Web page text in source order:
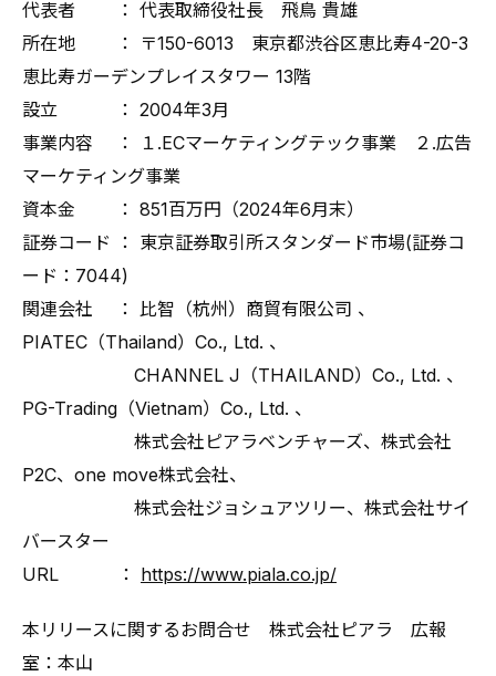
代表者 ： 代表取締役社長 飛鳥 貴雄
所在地 ： 〒150-6013 東京都渋谷区恵比寿4-20-3
恵比寿ガーデンプレイスタワー 13階
設立 ： 2004年3月
事業内容 ： １.ECマーケティングテック事業 ２.広告
マーケティング事業
資本金 ： 851百万円（2024年6月末）
証券コード ： 東京証券取引所スタンダード市場(証券コ
ード：7044)
関連会社 ： 比智（杭州）商貿有限公司 、
PIATEC（Thailand）Co., Ltd. 、
CHANNEL J（THAILAND）Co., Ltd. 、
PG-Trading（Vietnam）Co., Ltd. 、
株式会社ピアラベンチャーズ、株式会社
P2C、one move株式会社、
株式会社ジョシュアツリー、株式会社サイ
バースター
URL ： https://www.piala.co.jp/
本リリースに関するお問合せ 株式会社ピアラ 広報
室：本山